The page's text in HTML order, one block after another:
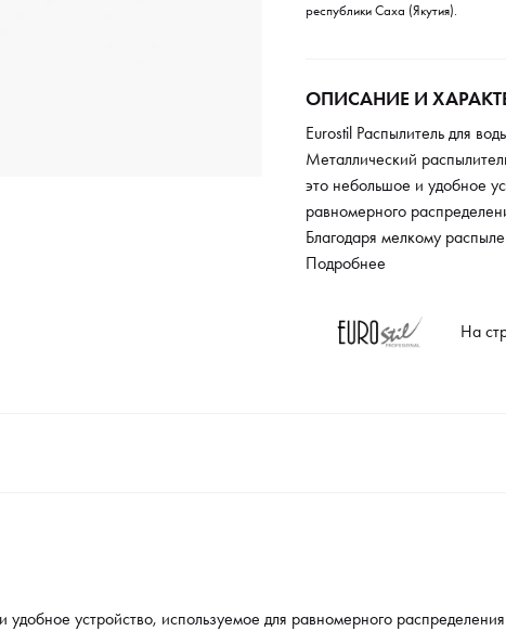
республики Саха (Якутия).
ОПИСАНИЕ И
Eurostil Распылитель для
Металлический
это небольшое и удобное
равномерного
Благодаря мелкому
распределяется по коже,
распыления
таких как тоники, мисты,
Подробнее
На
устройство, используемое для равномерного